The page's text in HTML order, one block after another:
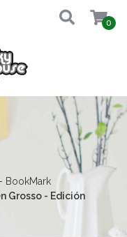
0
BookMark
Grosso - Edición